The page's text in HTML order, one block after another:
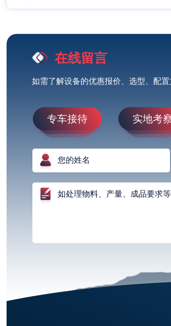
在线留言
如需了解设备的优惠报价、选型、配
专车接待 实地考